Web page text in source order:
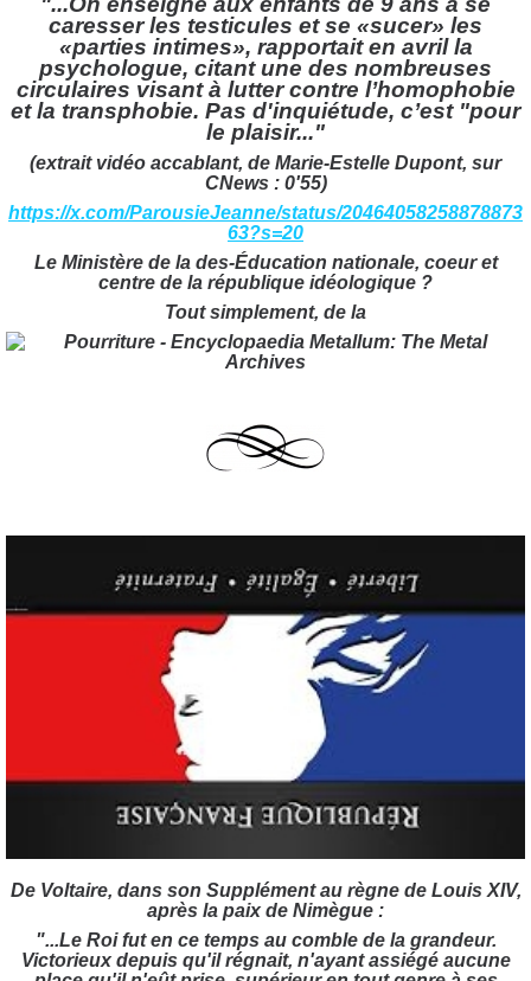
caresser les testicules et se «sucer» les
«parties intimes», rapportait en avril la
psychologue, citant une des nombreuses
circulaires visant à lutter contre l’homophobie
et la transphobie. Pas d'inquiétude, c’est "pour
le plaisir..."
(extrait vidéo accablant, de Marie-Estelle Dupont, sur
CNews : 0'55)
https://x.com/ParousieJeanne/status/20464058258878873
63?s=20
Le Ministère de la des-Éducation nationale, coeur et
centre de la république idéologique ?
Tout simplement, de la
De Voltaire, dans son Supplément au règne de Louis XIV,
après la paix de Nimègue :
"...Le Roi fut en ce temps au comble de la grandeur.
Victorieux depuis qu'il régnait, n'ayant assiégé aucune